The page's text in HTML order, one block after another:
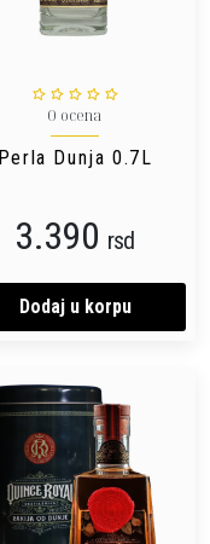
0 ocena
Perla Dunja 0.7L
3.390 rsd
Dodaj u korpu